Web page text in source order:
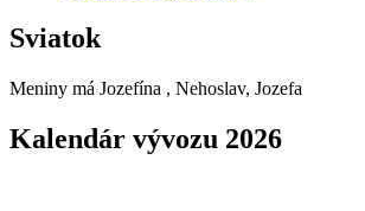
Sviatok
Meniny má Jozefína , Nehoslav, Jozefa
Kalendár vývozu 2026